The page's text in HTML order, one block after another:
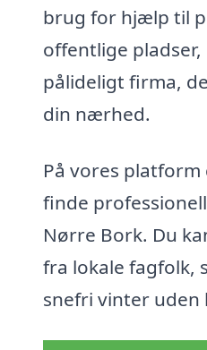
brug for hjælp til
offentlige
pålideligt firma,
din nærhed.
På vores
finde
Nørre Bork. Du
fra lokale fagfolk,
snefri vinter uden